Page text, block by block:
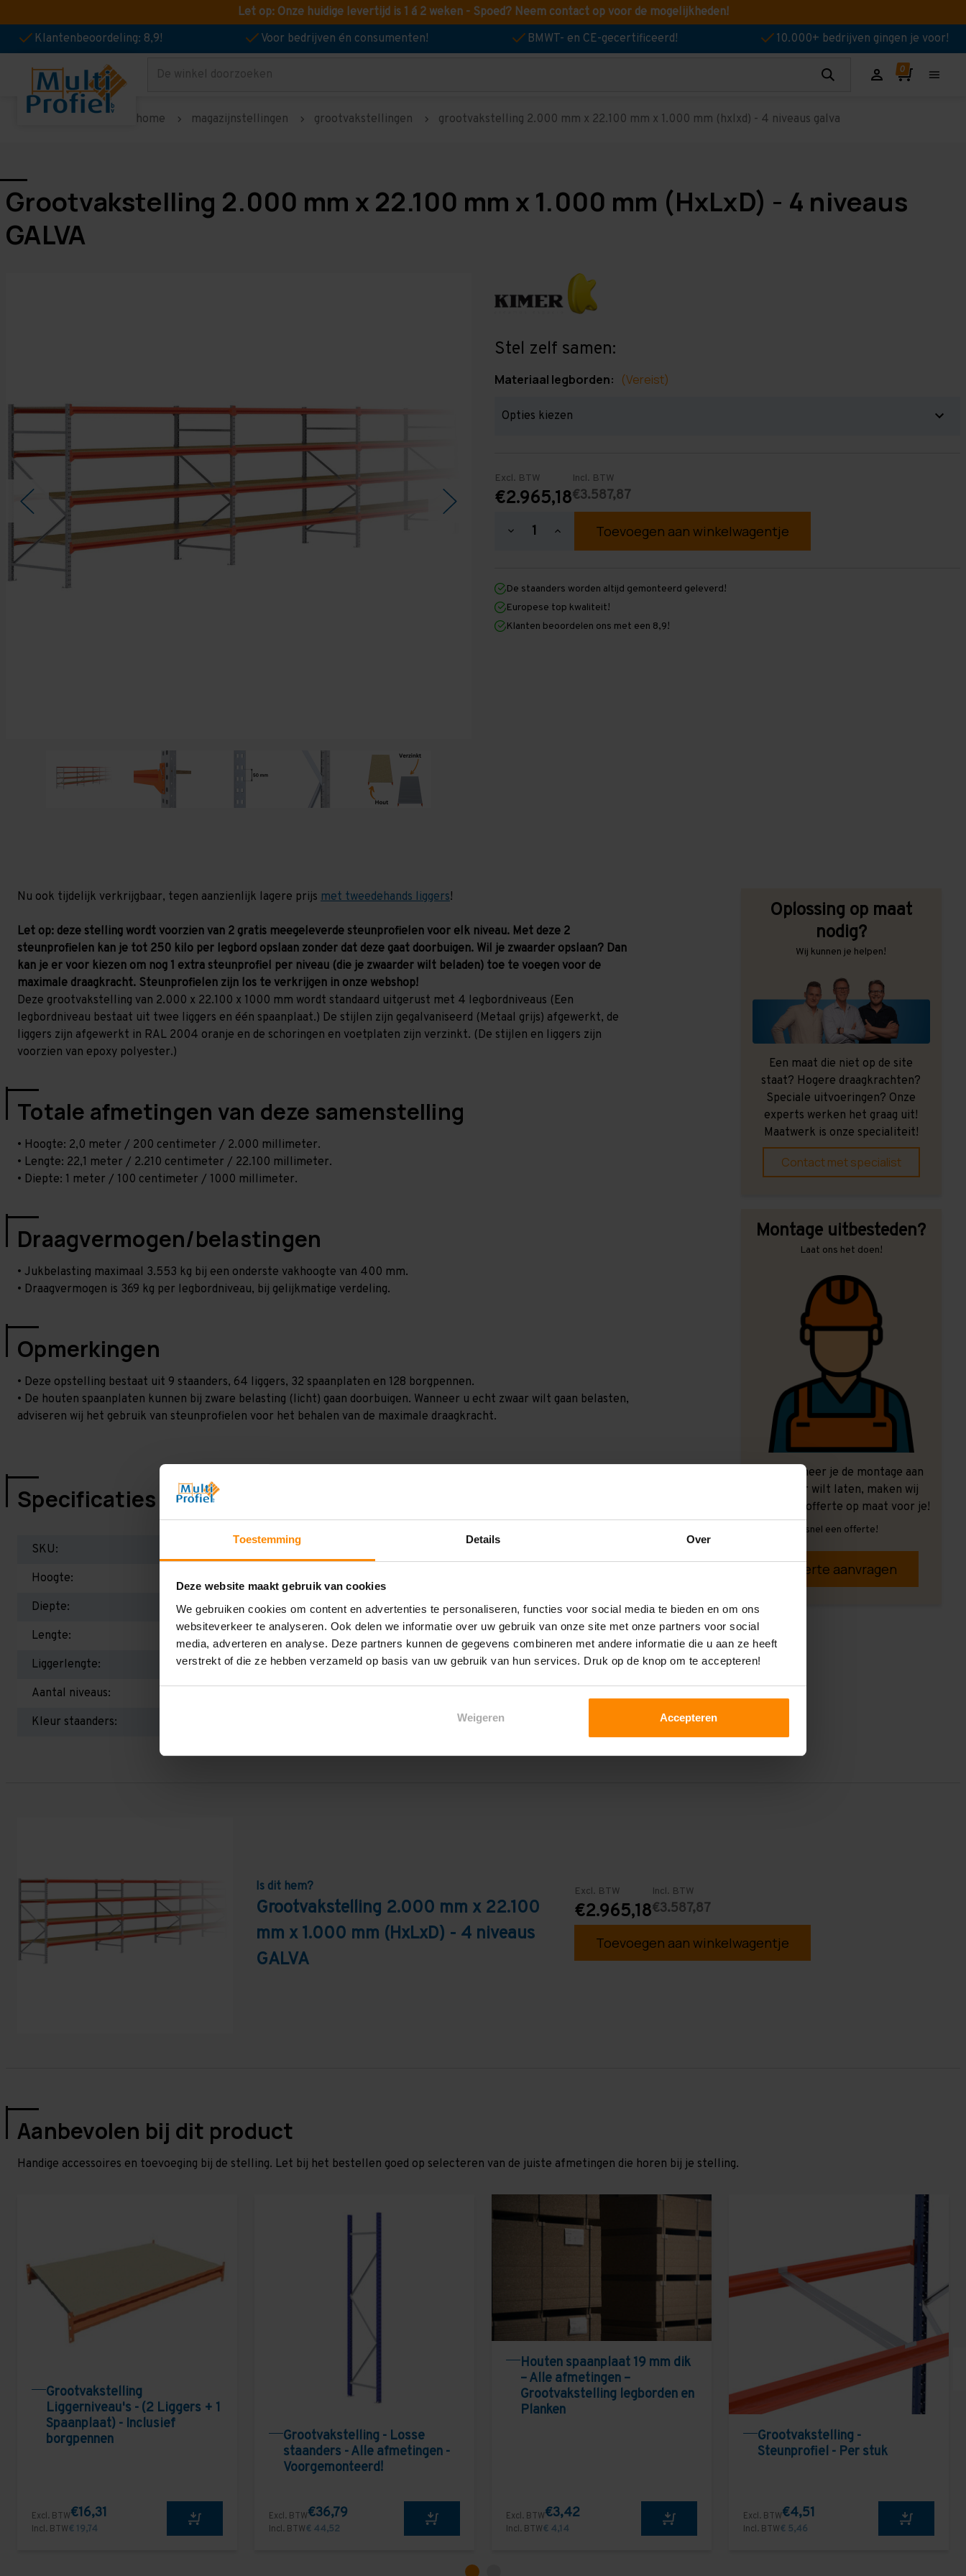
Toestemming Details Over
Deze website maakt gebruik van cookies
We gebruiken cookies om content en advertenties te personaliseren, functies voor social media te bieden en om ons
websiteverkeer te analyseren. Ook delen we informatie over uw gebruik van onze site met onze partners voor social
media, adverteren en analyse. Deze partners kunnen de gegevens combineren met andere informatie die u aan ze heeft
verstrekt of die ze hebben verzameld op basis van uw gebruik van hun services. Druk op de knop om te accepteren!
Weigeren Accepteren
Let op: Onze huidige levertijd is 1 á 2 weken - Spoed? Neem contact op voor de mogelijkheden!
Klantenbeoordeling: 8,9!
Voor bedrijven én consumenten! BMWT- en CE-gecertificeerd! 10.000+ bedrijven gingen je voor!
Zoeken
home magazijnstellingen grootvakstellingen grootvakstelling 2.000 mm x 22.100 mm x 1.000 mm (hxlxd) - 4 niveaus galva
Grootvakstelling 2.000 mm x 22.100 mm x 1.000 mm (HxLxD) - 4 niveaus
GALVA
Stel zelf samen:
Materiaal legborden: (Vereist)
Excl. BTW
€2.965,18
Incl. BTW
€3.587,87
Hoeveelheid
2.000
mm
x
22.100
mm
Hoeveelheid
verhogen
2.000
mm
x
22.100
mm
De staanders worden altijd gemonteerd geleverd!
Europese top kwaliteit!
Klanten beoordelen ons met een 8,9!
Nu ook tijdelijk verkrijgbaar, tegen aanzienlijk lagere prijs met tweedehands liggers!
Let op: deze stelling wordt voorzien van 2 gratis meegeleverde steunprofielen voor elk niveau. Met deze 2
steunprofielen kan je tot 250 kilo per legbord opslaan zonder dat deze gaat doorbuigen. Wil je zwaarder opslaan? Dan
kan je er voor kiezen om nog 1 extra steunprofiel per niveau (die je zwaarder wilt beladen) toe te voegen voor de
maximale draagkracht. Steunprofielen zijn los te verkrijgen in onze webshop!
Deze grootvakstelling van 2.000 x 22.100 x 1000 mm wordt standaard uitgerust met 4 legbordniveaus (Een
legbordniveau bestaat uit twee liggers en één spaanplaat.) De stijlen zijn gegalvaniseerd (Metaal grijs) afgewerkt, de
liggers zijn afgewerkt in RAL 2004 oranje en de schoringen en voetplaten zijn verzinkt. (De stijlen en liggers zijn
voorzien van epoxy polyester.)
Totale afmetingen van deze samenstelling
• Hoogte: 2,0 meter / 200 centimeter / 2.000 millimeter.
• Lengte: 22,1 meter / 2.210 centimeter / 22.100 millimeter.
• Diepte: 1 meter / 100 centimeter / 1000 millimeter.
Draagvermogen/belastingen
• Jukbelasting maximaal 3.553 kg bij een onderste vakhoogte van 400 mm.
• Draagvermogen is 369 kg per legbordniveau, bij gelijkmatige verdeling.
Opmerkingen
• Deze opstelling bestaat uit 9 staanders, 64 liggers, 32 spaanplaten en 128 borgpennen.
• De houten spaanplaten kunnen bij zware belasting (licht) gaan doorbuigen. Wanneer u echt zwaar wilt gaan belasten,
adviseren wij het gebruik van steunprofielen voor het behalen van de maximale draagkracht.
Specificaties
SKU:
Hoogte:
2.000 mm
Diepte:
1.000 mm
Lengte:
22.100 mm
Liggerlengte:
2.700 mm
Aantal niveaus:
Kleur staanders:
Oplossing op maat
nodig?
Wij kunnen je helpen!
Een maat die niet op de site
staat? Hogere draagkrachten?
Speciale uitvoeringen? Onze
experts werken het graag uit!
Maatwerk is onze specialiteit!
Contact met specialist
Montage uitbesteden?
Laat ons het doen!
Ook wanneer je de montage aan
ons over wilt laten, maken wij
graag een offerte op maat voor je!
Vrijblijvend, snel een offerte!
Offerte aanvragen
Is dit hem?
Grootvakstelling 2.000 mm x 22.100
mm x 1.000 mm (HxLxD) - 4 niveaus
GALVA
Excl. BTW
€2.965,18
Incl. BTW
€3.587,87
Toevoegen aan winkelwagentje
Aanbevolen bij dit product
Handige accessoires en toevoeging bij de stelling. Let bij het bestellen goed op selecteren van de juiste afmetingen die horen bij je stelling.
Grootvakstelling
Liggerniveau's - (2 Liggers + 1
Spaanplaat) - Inclusief
borgpennen
Excl. BTW€16,31
Incl. BTW€ 19,74
Grootvakstelling - Losse
staanders - Alle afmetingen -
Voorgemonteerd!
Excl. BTW€36,79
Incl. BTW€ 44,52
Houten spaanplaat 19 mm dik
– Alle afmetingen –
Grootvakstelling legborden en
Planken
Excl. BTW€3,42
Incl. BTW€ 4,14
Grootvakstelling -
Steunprofiel - Per stuk
Excl. BTW€4,51
Incl. BTW€ 5,46